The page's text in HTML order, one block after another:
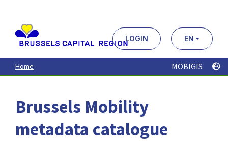
contenu
principal
LOGIN EN
Home MOBIGIS
Brussels Mobility
metadata catalogue